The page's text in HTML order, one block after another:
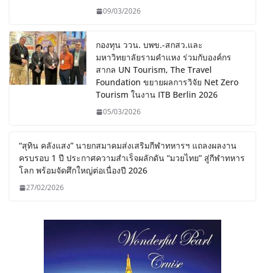
09/03/2026
กองทุน ววน. บพข.-สกสว.และ
มหาวิทยาลัยรามคำแหง ร่วมกับองค์กร
สากล UN Tourism, The Travel
Foundation ขยายผลการวิจัย Net Zero
Tourism ในงาน ITB Berlin 2026
05/03/2026
“สุทิน คลังแสง” นายกสมาคมส่งเสริมกีฬาทหารฯ แถลงผลงาน
ครบรอบ 1 ปี ประกาศความสำเร็จผลักดัน “มวยไทย” สู่กีฬาทหาร
โลก พร้อมจัดศึกใหญ่ต่อเนื่องปี 2026
27/02/2026